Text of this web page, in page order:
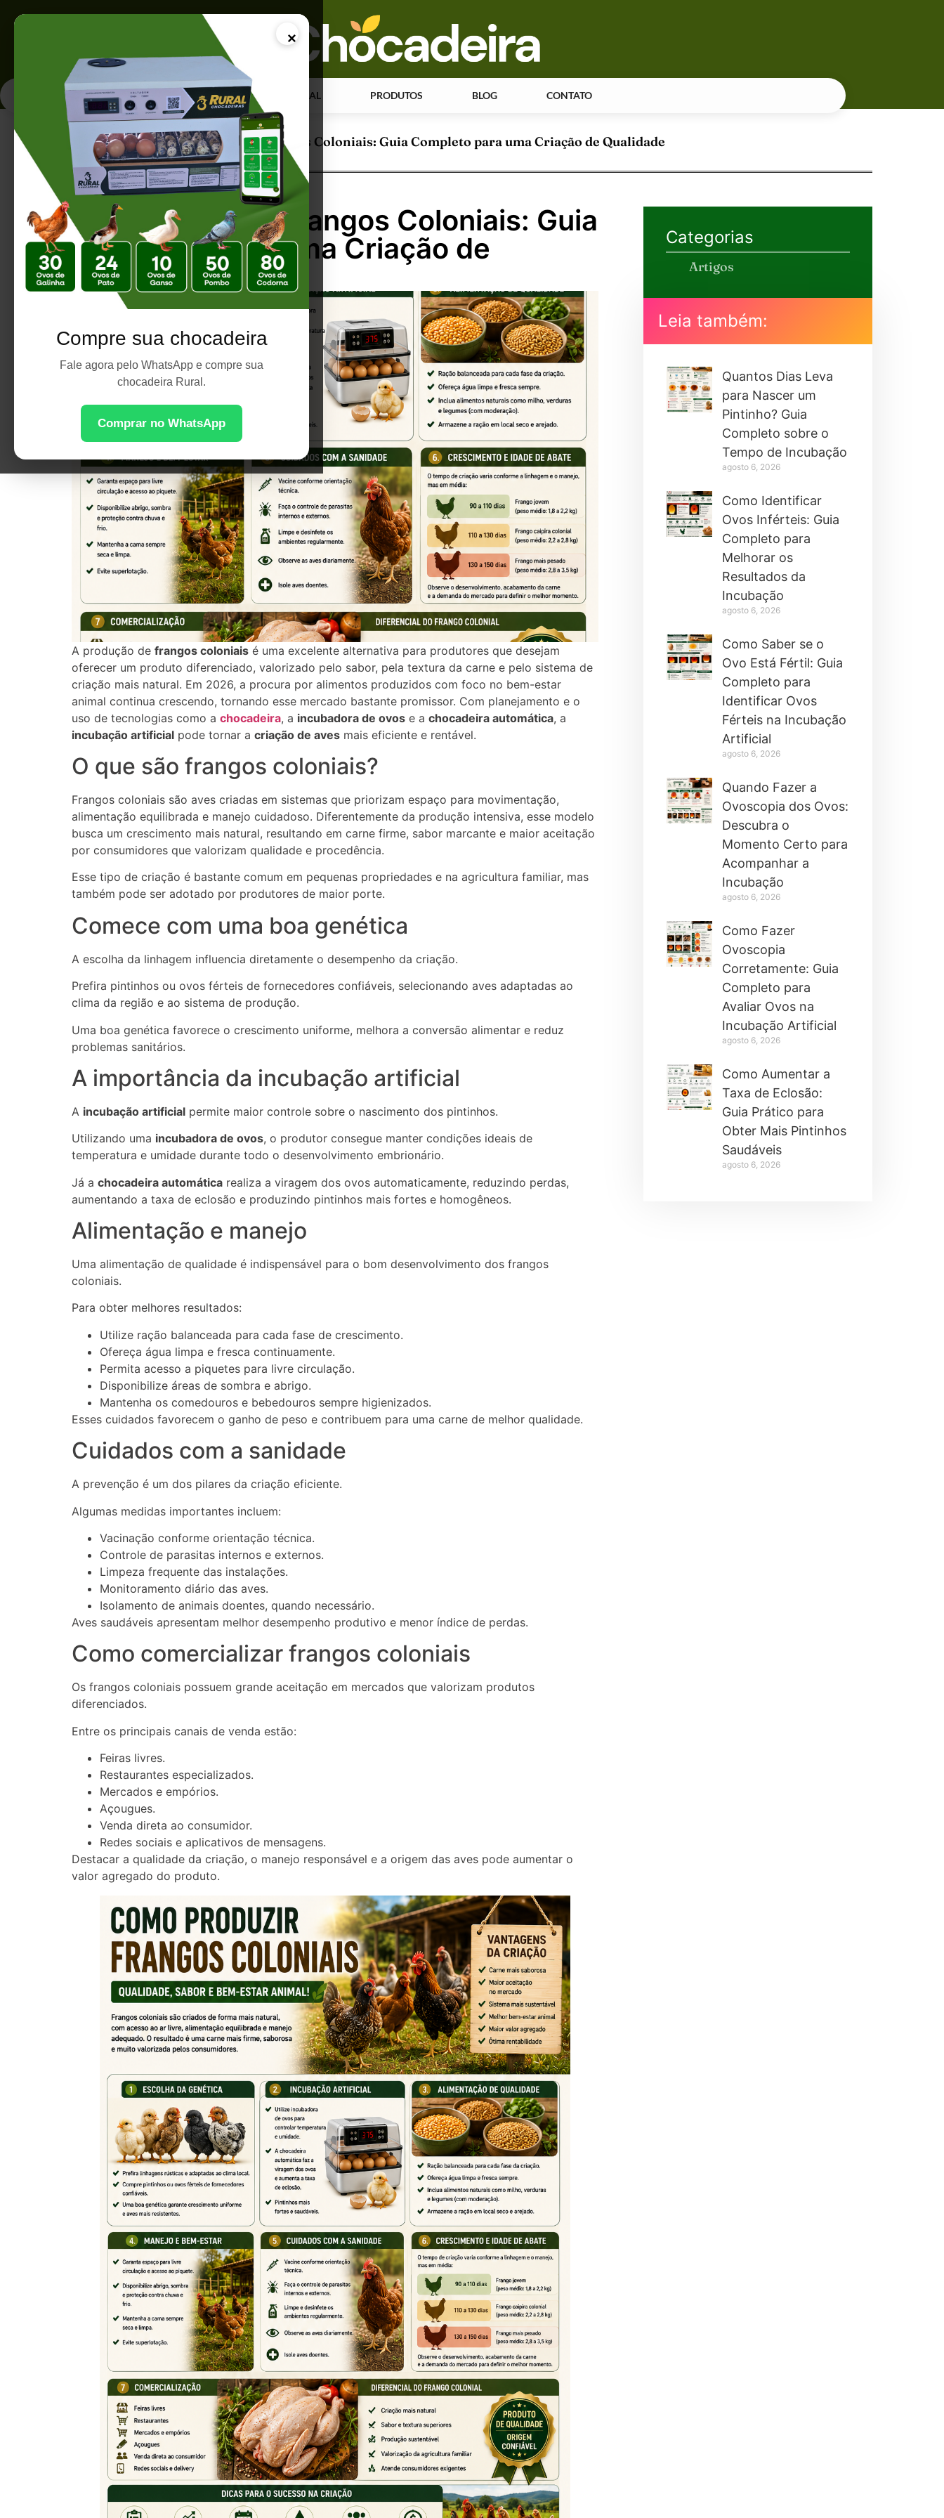
×
Compre sua chocadeira
Fale agora pelo WhatsApp e compre sua
chocadeira Rural.
Comprar no WhatsApp
PÁGINA INICIAL PRODUTOS BLOG CONTATO
Página Inicial |Como Produzir Frangos Coloniais: Guia Completo para uma Criação de Qualidade
Como Produzir Frangos Coloniais: Guia
Completo para uma Criação de
Qualidade
A produção de frangos coloniais é uma excelente alternativa para produtores que desejam
oferecer um produto diferenciado, valorizado pelo sabor, pela textura da carne e pelo sistema de
criação mais natural. Em 2026, a procura por alimentos produzidos com foco no bem-estar
animal continua crescendo, tornando esse mercado bastante promissor. Com planejamento e o
uso de tecnologias como a chocadeira, a incubadora de ovos e a chocadeira automática, a
incubação artificial pode tornar a criação de aves mais eficiente e rentável.
O que são frangos coloniais?
Frangos coloniais são aves criadas em sistemas que priorizam espaço para movimentação,
alimentação equilibrada e manejo cuidadoso. Diferentemente da produção intensiva, esse modelo
busca um crescimento mais natural, resultando em carne firme, sabor marcante e maior aceitação
por consumidores que valorizam qualidade e procedência.
Esse tipo de criação é bastante comum em pequenas propriedades e na agricultura familiar, mas
também pode ser adotado por produtores de maior porte.
Comece com uma boa genética
A escolha da linhagem influencia diretamente o desempenho da criação.
Prefira pintinhos ou ovos férteis de fornecedores confiáveis, selecionando aves adaptadas ao
clima da região e ao sistema de produção.
Uma boa genética favorece o crescimento uniforme, melhora a conversão alimentar e reduz
problemas sanitários.
A importância da incubação artificial
A incubação artificial permite maior controle sobre o nascimento dos pintinhos.
Utilizando uma incubadora de ovos, o produtor consegue manter condições ideais de
temperatura e umidade durante todo o desenvolvimento embrionário.
Já a chocadeira automática realiza a viragem dos ovos automaticamente, reduzindo perdas,
aumentando a taxa de eclosão e produzindo pintinhos mais fortes e homogêneos.
Alimentação e manejo
Uma alimentação de qualidade é indispensável para o bom desenvolvimento dos frangos
coloniais.
Para obter melhores resultados:
Utilize ração balanceada para cada fase de crescimento.
Ofereça água limpa e fresca continuamente.
Permita acesso a piquetes para livre circulação.
Disponibilize áreas de sombra e abrigo.
Mantenha os comedouros e bebedouros sempre higienizados.
Esses cuidados favorecem o ganho de peso e contribuem para uma carne de melhor qualidade.
Cuidados com a sanidade
A prevenção é um dos pilares da criação eficiente.
Algumas medidas importantes incluem:
Vacinação conforme orientação técnica.
Controle de parasitas internos e externos.
Limpeza frequente das instalações.
Monitoramento diário das aves.
Isolamento de animais doentes, quando necessário.
Aves saudáveis apresentam melhor desempenho produtivo e menor índice de perdas.
Como comercializar frangos coloniais
Os frangos coloniais possuem grande aceitação em mercados que valorizam produtos
diferenciados.
Entre os principais canais de venda estão:
Feiras livres.
Restaurantes especializados.
Mercados e empórios.
Açougues.
Venda direta ao consumidor.
Redes sociais e aplicativos de mensagens.
Destacar a qualidade da criação, o manejo responsável e a origem das aves pode aumentar o
valor agregado do produto.
Categorias
Artigos
Leia também:
Quantos Dias Leva
para Nascer um
Pintinho? Guia
Completo sobre o
Tempo de Incubação
agosto 6, 2026
Como Identificar
Ovos Inférteis: Guia
Completo para
Melhorar os
Resultados da
Incubação
agosto 6, 2026
Como Saber se o
Ovo Está Fértil: Guia
Completo para
Identificar Ovos
Férteis na Incubação
Artificial
agosto 6, 2026
Quando Fazer a
Ovoscopia dos Ovos:
Descubra o
Momento Certo para
Acompanhar a
Incubação
agosto 6, 2026
Como Fazer
Ovoscopia
Corretamente: Guia
Completo para
Avaliar Ovos na
Incubação Artificial
agosto 6, 2026
Como Aumentar a
Taxa de Eclosão:
Guia Prático para
Obter Mais Pintinhos
Saudáveis
agosto 6, 2026